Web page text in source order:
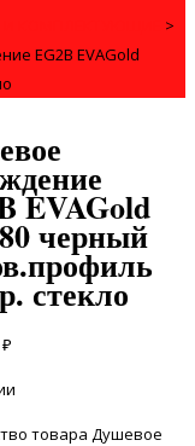
>
EG2B EVAGold
EVAGold
черный
стекло
₽
товара Душевое